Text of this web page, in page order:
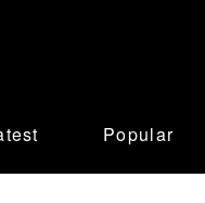
Popular